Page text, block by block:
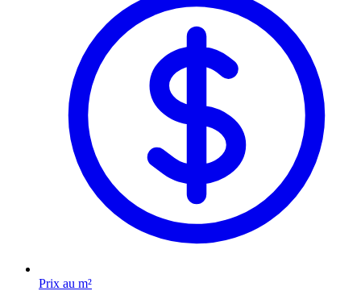
Prix au m²